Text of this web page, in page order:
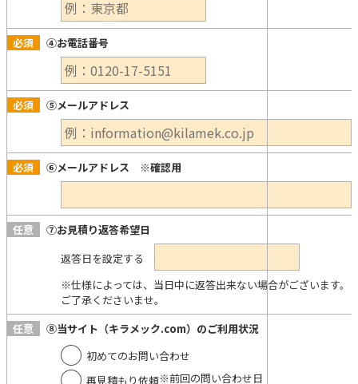
必須 ④お電話番号
必須 ⑤メールアドレス
必須 ⑥メールアドレス ※確認用
任意
⑦お見積り返答希望日
返答日を設定する
※仕様によっては、当日中に返答出来ない場合がございます。
ご了承くださいませ。
任意
⑧当サイト（キラメック.com）のご利用状況
初めてのお問い合わせ
再見積もり依頼※前回の問い合わせ日